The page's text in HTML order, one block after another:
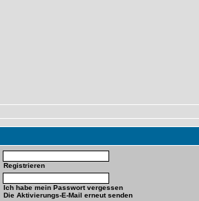
Registrieren
Ich habe mein Passwort vergessen
Die Aktivierungs-E-Mail erneut senden